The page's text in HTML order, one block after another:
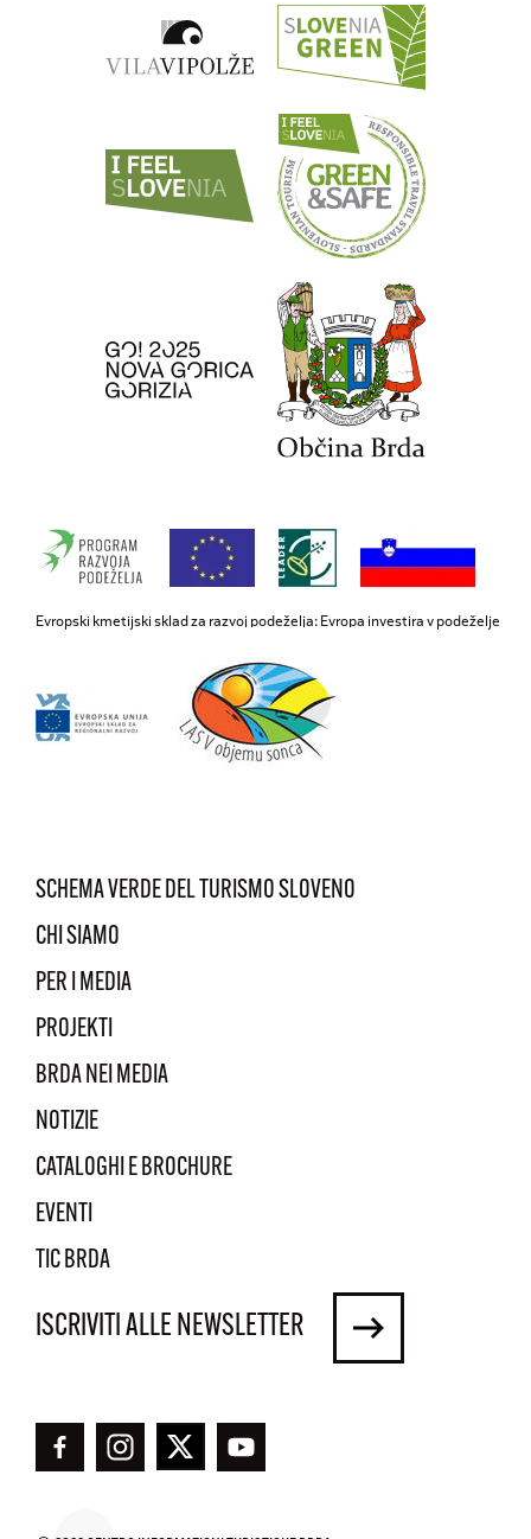
Evropski kmetijski sklad za razvoj podeželja: Evropa investira v podeželje
SCHEMA VERDE DEL TURISMO SLOVENO
CHI SIAMO
PER I MEDIA
PROJEKTI
BRDA NEI MEDIA
NOTIZIE
CATALOGHI E BROCHURE
EVENTI
TIC BRDA
ISCRIVITI ALLE NEWSLETTER